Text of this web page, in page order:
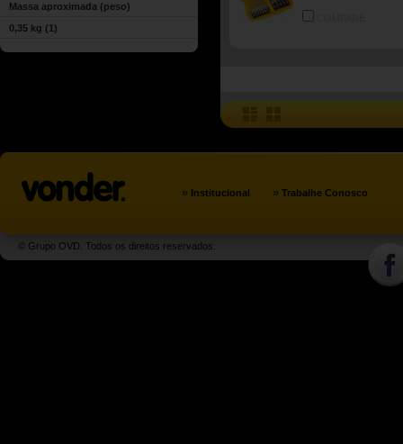
Massa aproximada (peso)
0,35 kg (1)
» Institucional » Trabalhe Conosco
© Grupo OVD. Todos os direitos reservados.